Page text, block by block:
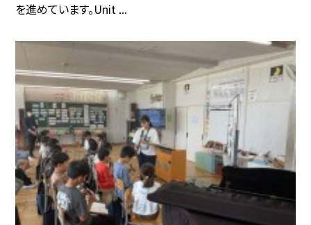
を進めています。Unit ...